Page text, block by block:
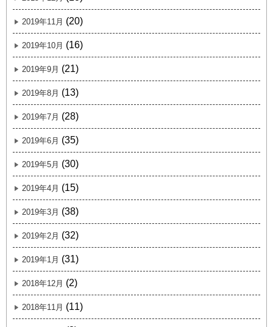
2019年11月 (20)
2019年10月 (16)
2019年9月 (21)
2019年8月 (13)
2019年7月 (28)
2019年6月 (35)
2019年5月 (30)
2019年4月 (15)
2019年3月 (38)
2019年2月 (32)
2019年1月 (31)
2018年12月 (2)
2018年11月 (11)